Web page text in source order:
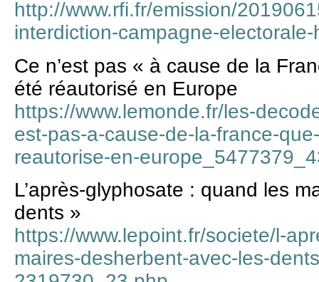
http://www.rfi.fr/emission/
interdiction-campagne-
Ce n’est pas « à cause de la
été réautorisé en Europe
https://www.lemonde.fr/les-
est-pas-a-cause-de-la-france-
reautorise-en-
L’après-glyphosate : quand les
dents »
https://www.lepoint.fr/societe/l-
maires-desherbent-avec-les-